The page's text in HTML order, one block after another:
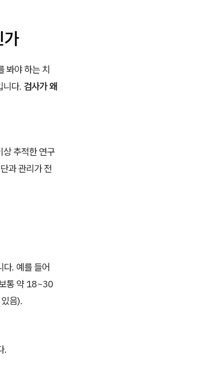
가
봐야 하는 치
니다. 검사가 왜
추적한 연구
과 관리가 전
다. 예를 들어
통 약 18~30
음).
.